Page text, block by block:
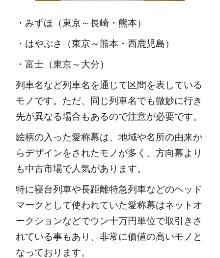
・みずほ（東京～長崎・熊本）
・はやぶさ（東京～熊本・西鹿児島）
・富士（東京～大分）
列車名など列車名を通じて区間を表している
モノです。ただ、同じ列車名でも微妙に行き
先が異なる場合もあるので注意が必要です。
絵柄の入った愛称幕は、地域や名所の由来か
らデザインをされたモノが多く、方向幕より
も中古市場で人気があります。
特に寝台列車や長距離特急列車などのヘッド
マークとして使われていた愛称幕はネットオ
ークションなどでウン十万円単位で取引きさ
れている事もあり、非常に価値の高いモノと
なっております。